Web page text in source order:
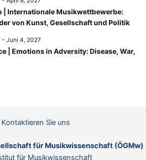
| Internationale Musikwettbewerbe:
von Kunst, Gesellschaft und Politik
- Juni 4, 2027
| Emotions in Adversity: Disease, War,
Kontaktieren Sie uns
für Musikwissenschaft (ÖGMw)
für Musikwissenschaft